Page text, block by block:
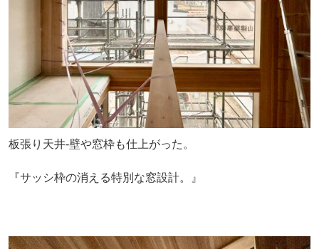
板張り天井-壁や窓枠も仕上がった。
『サッシ枠の消える特別な窓設計。』